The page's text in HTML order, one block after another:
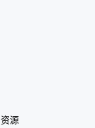
资源